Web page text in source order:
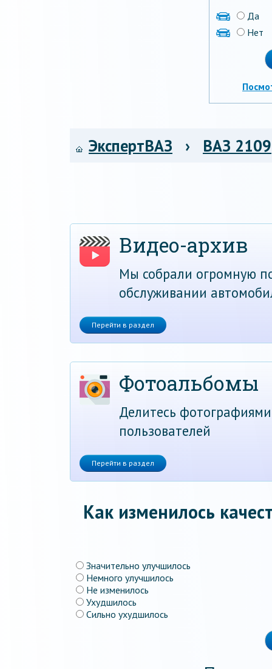
Да
Нет
ЭкспертВАЗ › ВАЗ 2109
Видео-архив
Мы собрали огромную
обслуживании
Перейти в раздел
Фотоальбомы
Делитесь
пользователей
Перейти в раздел
Как изменилось
Значительно улучшилось
Немного улучшилось
Не изменилось
Ухудшилось
Сильно ухудшилось